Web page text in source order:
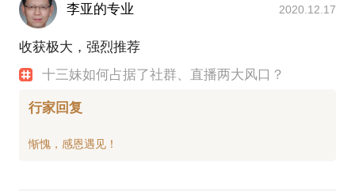
李亚的专业 2020.12.17
收获极大，强烈推荐
十三妹如何占据了社群、直播两大风口？
行家回复